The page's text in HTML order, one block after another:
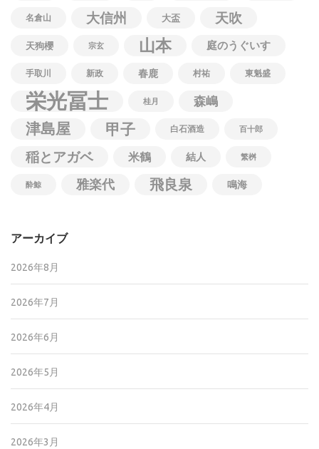
名倉山 大信州 大盃 天吹
天狗櫻 宗玄 山本 庭のうぐいす
手取川 新政 春鹿 村祐 東魁盛
栄光冨士 桂月 森嶋
津島屋 甲子 白石酒造 百十郎
稲とアガベ 米鶴 結人 繁桝
酔鯨 雅楽代 飛良泉 鳴海
アーカイブ
2026年8月
2026年7月
2026年6月
2026年5月
2026年4月
2026年3月